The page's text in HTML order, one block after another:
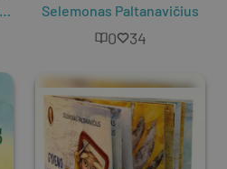
,Rimantas Baleišis
Selemonas Paltanavičius
0 34